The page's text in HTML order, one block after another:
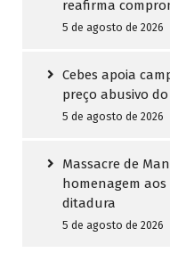
reafirma
5 de agosto de 2026
Cebes apoia
preço abusivo
5 de agosto de 2026
Massacre de
homenagem
ditadura
5 de agosto de 2026